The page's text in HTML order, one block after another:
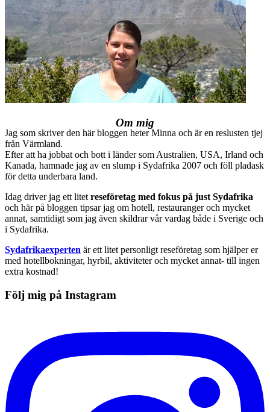
Om mig
Jag som skriver den här bloggen heter Minna och är en reslusten tjej
från Värmland.
Efter att ha jobbat och bott i länder som Australien, USA, Irland och
Kanada, hamnade jag av en slump i Sydafrika 2007 och föll pladask
för detta underbara land.
Idag driver jag ett litet reseföretag med fokus på just Sydafrika
och här på bloggen tipsar jag om hotell, restauranger och mycket
annat, samtidigt som jag även skildrar vår vardag både i Sverige och
i Sydafrika.
Sydafrikaexperten är ett litet personligt reseföretag som hjälper er
med hotellbokningar, hyrbil, aktiviteter och mycket annat- till ingen
extra kostnad!
Följ mig på Instagram